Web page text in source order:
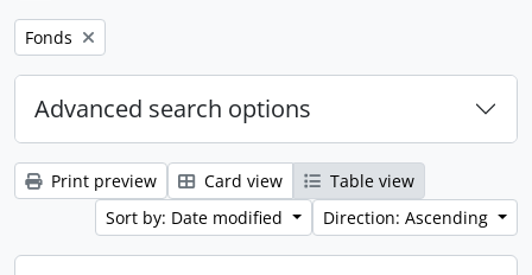
Remove filter:
Fonds
Advanced search options
Print preview Card view
Table view
Sort by: Date modified
Direction: Ascending